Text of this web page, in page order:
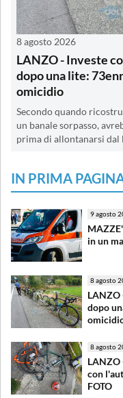
8 agosto 2026
LANZO - Investe
dopo una lite:
omicidio
Secondo quando
un banale sorpasso,
prima di allontanarsi
IN PRIMA
9 agosto
in un
8 agosto
LANZO
dopo
8 agosto
LANZO
con
FOTO